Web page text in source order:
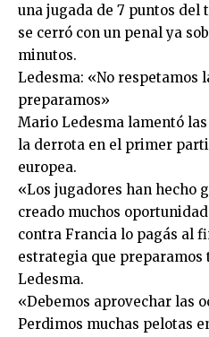
una jugada de 7 puntos del
se cerró con un penal ya
minutos.
Ledesma: «No respetamos
preparamos»
Mario Ledesma lamentó
la derrota en el primer
europea.
«Los jugadores han hecho
creado muchos
contra Francia lo pagás al
estrategia que
Ledesma.
«Debemos aprovechar las
Perdimos muchas pelotas